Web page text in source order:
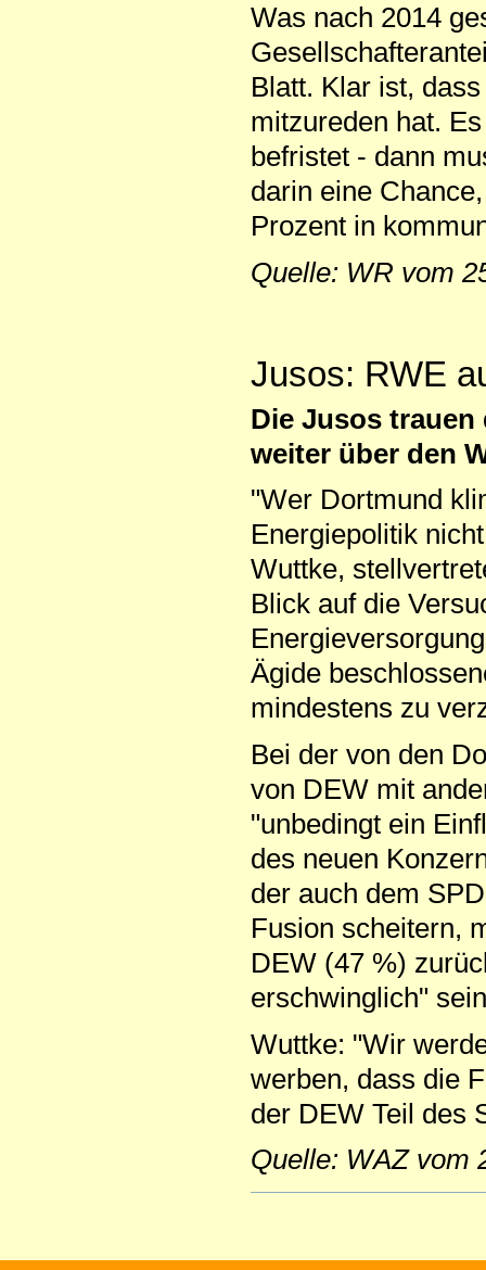
Was nach 2014
Blatt. Klar ist,
mitzureden hat.
befristet - dann
darin eine
Prozent in
Quelle: WR vom
Jusos: RWE
Die Jusos trauen
weiter über den
"Wer Dortmund
Energiepolitik
Wuttke,
Blick auf die
Ägide
mindestens zu
Bei der von den
von DEW mit
"unbedingt ein
des neuen
der auch dem
Fusion scheitern,
DEW (47 %)
erschwinglich"
Wuttke: "Wir
werben, dass die
der DEW Teil des
Quelle: WAZ vom